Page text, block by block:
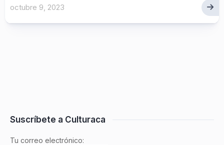
octubre 9, 2023
Suscríbete a Culturaca
Tu correo electrónico: